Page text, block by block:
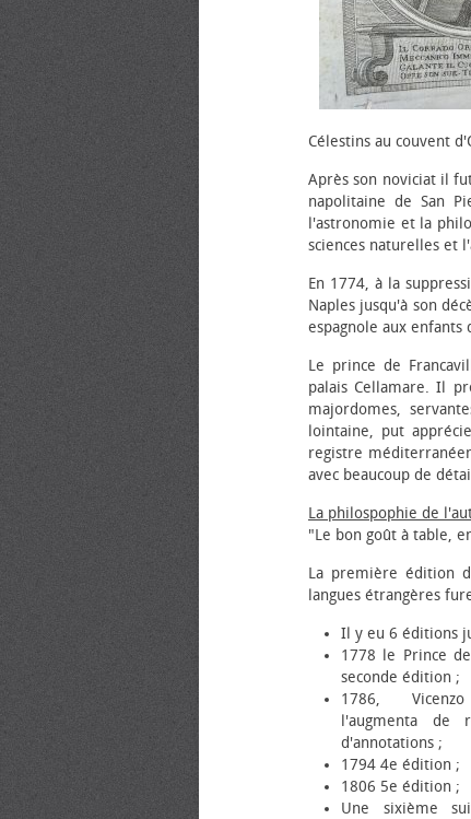
Célestins au couvent
Après son noviciat il
napolitaine de San
l'astronomie et la
sciences naturelles et
En 1774, à la
Naples jusqu'à son
espagnole aux
Le prince de
palais Cellamare. Il
majordomes,
lointaine, put
registre
avec beaucoup de
La philospophie de
"Le bon goût à table,
La première édition
langues étrangères
Il y eu 6 éditions
1778 le Prince
seconde édition ;
1786,
l'augmenta de
d'annotations ;
1794 4e édition ;
1806 5e édition ;
Une sixième